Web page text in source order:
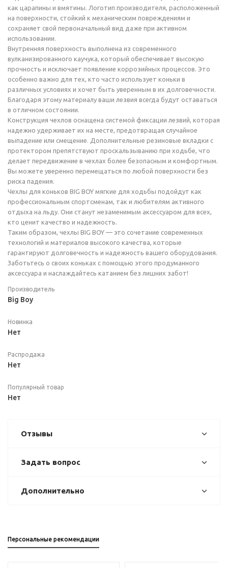
как царапины и вмятины. Логотип производителя, расположенный
на поверхности, стойкий к механическим повреждениям и
сохраняет свой первоначальный вид даже при активном
использовании.
Внутренняя поверхность выполнена из современного
вулканизированного каучука, который обеспечивает высокую
прочность и исключает появление коррозийных процессов. Это
особенно важно для тех, кто часто использует коньки в
различных условиях и хочет быть уверенным в их долговечности.
Благодаря этому материалу ваши лезвия всегда будут оставаться
в отличном состоянии.
Конструкция чехлов оснащена системой фиксации лезвий, которая
надежно удерживает их на месте, предотвращая случайное
выпадение или смещение. Дополнительные резиновые вкладки с
протектором препятствуют проскальзыванию при ходьбе, что
делает передвижение в чехлах более безопасным и комфортным.
Вы можете уверенно перемещаться по любой поверхности без
риска падения.
Чехлы для коньков BIG BOY мягкие для ходьбы подойдут как
профессиональным спортсменам, так и любителям активного
отдыха на льду. Они станут незаменимым аксессуаром для всех,
кто ценит качество и надежность.
Таким образом, чехлы BIG BOY — это сочетание современных
технологий и материалов высокого качества, которые
гарантируют долговечность и надежность вашего оборудования.
Заботьтесь о своих коньках с помощью этого продуманного
аксессуара и наслаждайтесь катанием без лишних забот!
Производитель
Big Boy
Новинка
Нет
Распродажа
Нет
Популярный товар
Нет
Отзывы
Задать вопрос
Дополнительно
Персональные рекомендации